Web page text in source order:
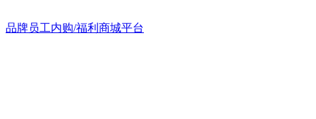
品牌员工内购/福利商城平台